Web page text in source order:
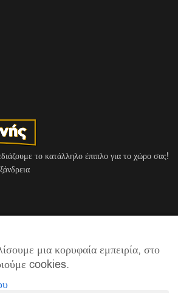
το κατάλληλο έπιπλο για το χώρο σας!
μια κορυφαία εμπειρία, στο
cookies.